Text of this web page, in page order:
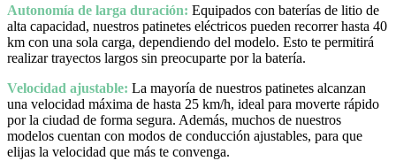
Autonomía de larga duración: Equipados con baterías de litio de
alta capacidad, nuestros patinetes eléctricos pueden recorrer hasta 40
km con una sola carga, dependiendo del modelo. Esto te permitirá
realizar trayectos largos sin preocuparte por la batería.
Velocidad ajustable: La mayoría de nuestros patinetes alcanzan
una velocidad máxima de hasta 25 km/h, ideal para moverte rápido
por la ciudad de forma segura. Además, muchos de nuestros
modelos cuentan con modos de conducción ajustables, para que
elijas la velocidad que más te convenga.